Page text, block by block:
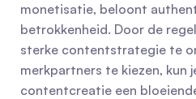
monetisatie, beloont
betrokkenheid. Door de
sterke contentstrategie te
merkpartners te kiezen, kun
contentcreatie een